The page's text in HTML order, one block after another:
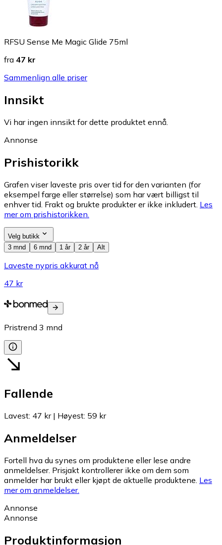
RFSU Sense Me Magic Glide 75ml
fra 47 kr
Sammenlign alle priser
Innsikt
Vi har ingen innsikt for dette produktet ennå.
Annonse
Prishistorikk
Grafen viser laveste pris over tid for den varianten (for
eksempel farge eller størrelse) som har vært billigst til
enhver tid. Frakt og brukte produkter er ikke inkludert. Les
mer om prishistorikken.
Velg butikk
3 mnd
6 mnd 1 år 2 år Alt
Laveste nypris akkurat nå
47 kr
Pristrend 3 mnd
Fallende
Lavest: 47 kr| Høyest: 59 kr
Anmeldelser
Fortell hva du synes om produktene eller lese andre
anmeldelser. Prisjakt kontrollerer ikke om dem som
anmelder har brukt eller kjøpt de aktuelle produktene. Les
mer om anmeldelser.
Annonse
Annonse
Produktinformasjon